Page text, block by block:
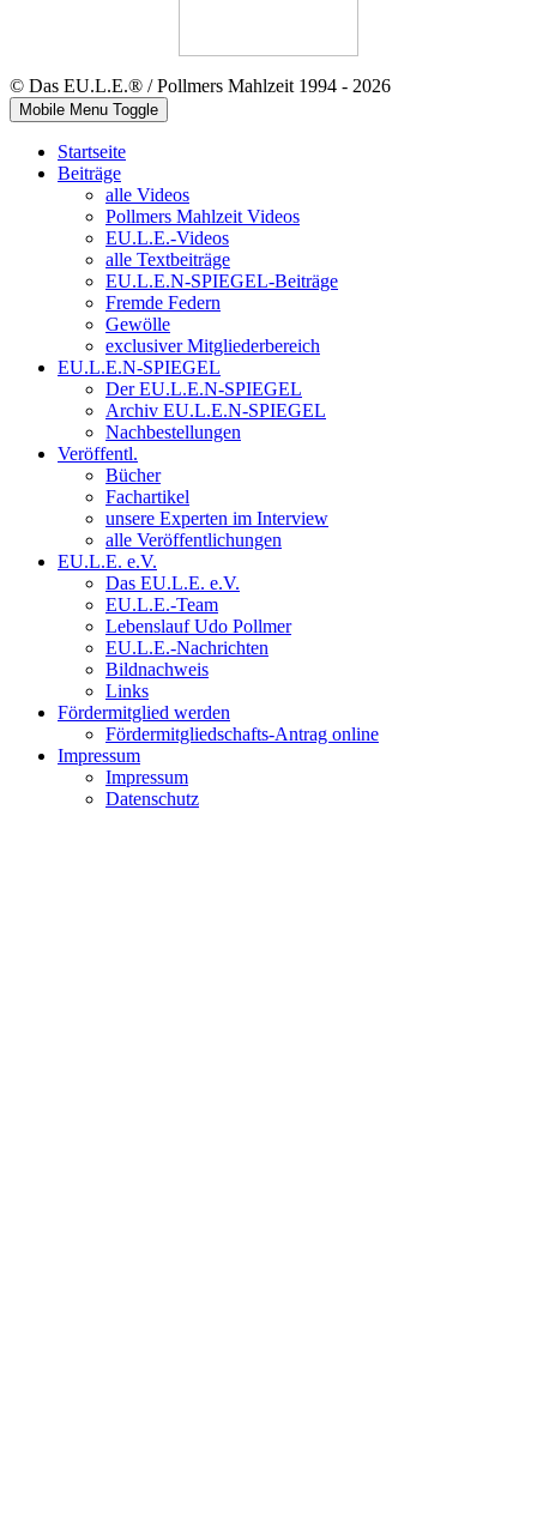
© Das EU.L.E.® / Pollmers Mahlzeit 1994 - 2026
Mobile Menu Toggle
Startseite
Beiträge
alle Videos
Pollmers Mahlzeit Videos
EU.L.E.-Videos
alle Textbeiträge
EU.L.E.N-SPIEGEL-Beiträge
Fremde Federn
Gewölle
exclusiver Mitgliederbereich
EU.L.E.N-SPIEGEL
Der EU.L.E.N-SPIEGEL
Archiv EU.L.E.N-SPIEGEL
Nachbestellungen
Veröffentl.
Bücher
Fachartikel
unsere Experten im Interview
alle Veröffentlichungen
EU.L.E. e.V.
Das EU.L.E. e.V.
EU.L.E.-Team
Lebenslauf Udo Pollmer
EU.L.E.-Nachrichten
Bildnachweis
Links
Fördermitglied werden
Fördermitgliedschafts-Antrag online
Impressum
Impressum
Datenschutz